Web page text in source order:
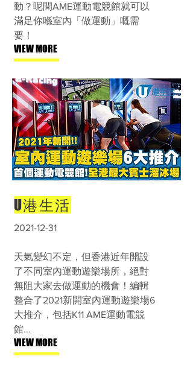
動？呢間AME運動電競館就可以
滿足你喺室內「做運動」嘅需
要！
VIEW MORE
U港生活
2021-12-31
天氣變幻不定，但香港近年開設
了不同室內運動遊樂場所，絕對
無阻大家去做運動的機會！編輯
整合了2021新開室內運動遊樂場6
大推介，包括K11 AME運動電競
館...
VIEW MORE